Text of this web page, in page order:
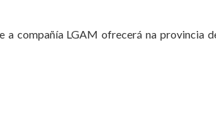
a compañía LGAM ofrecerá na provincia